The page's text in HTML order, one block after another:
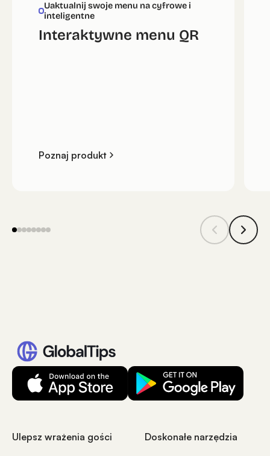
Uaktualnij swoje menu na cyfrowe i
inteligentne
Interaktywne menu QR
Poznaj produkt
Ulepsz wrażenia gości Doskonałe narzędzia